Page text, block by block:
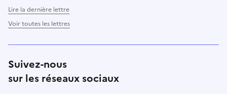
Lire la dernière lettre
Voir toutes les lettres
Suivez-nous
sur les réseaux sociaux